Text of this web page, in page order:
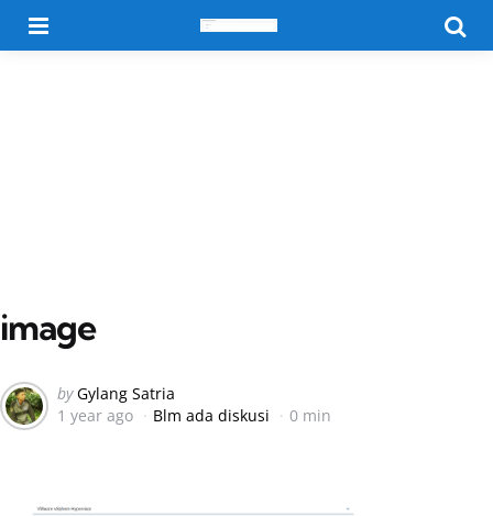
image
Posted
by
by Gylang Satria
1 year ago
Blm ada diskusi 0 min